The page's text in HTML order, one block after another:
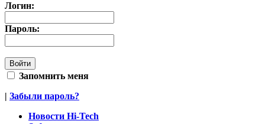
Логин:
Пароль:
Запомнить меня
| Забыли пароль?
Новости Hi-Tech